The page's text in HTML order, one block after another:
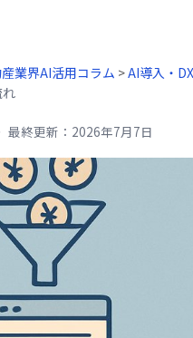
業界AI活用コラム >AI導入・
最終更新： 2026年7月7日